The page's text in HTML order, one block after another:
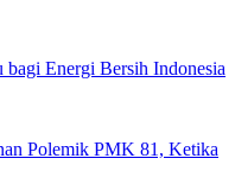
bagi Energi Bersih Indonesia
Polemik PMK 81, Ketika